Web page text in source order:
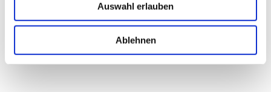
Auswahl erlauben
Ablehnen